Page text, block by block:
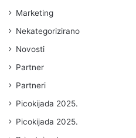
Marketing
Nekategorizirano
Novosti
Partner
Partneri
Picokijada 2025.
Picokijada 2025.